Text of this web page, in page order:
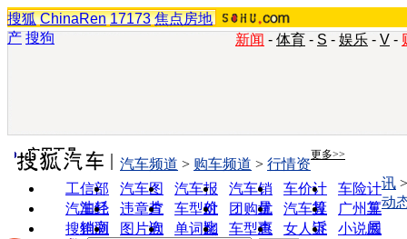
搜狐 ChinaRen 17173 焦点房地
产 搜狗 新闻 - 体育 - S - 娱乐 - V -
实用工具 更多>>
工信部
油耗
汽车图
片
汽车报
价
汽车销
量
车价计
算
车险计
算
汽车经
销商
违章查
询
车型对
比
团购优
惠
汽车投
诉
广州车
展
搜狗浏
图片欣
单词翻
车型查
女人宝
小说阅
汽车频道 > 购车频道 > 行情资
讯
动